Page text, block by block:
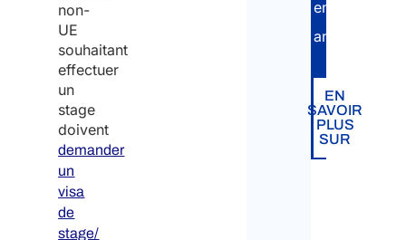
non-
UE
souhaitant
effectuer
un
stage
doivent
demander
un
visa
de
stage/
en
anglais.
EN
SAVOIR
PLUS
SUR